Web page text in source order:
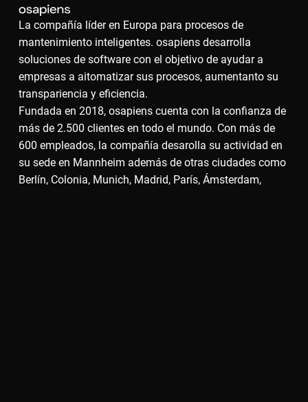
La compañía líder en Europa para procesos de
mantenimiento inteligentes. osapiens desarrolla
soluciones de software con el objetivo de ayudar a
empresas a aitomatizar sus procesos, aumentanto su
transpariencia y eficiencia.
Fundada en 2018, osapiens cuenta con la confianza de
más de 2.500 clientes en todo el mundo. Con más de
600 empleados, la compañía desarolla su actividad en
su sede en Mannheim además de otras ciudades como
Berlín, Colonia, Munich, Madrid, París, Ámsterdam,